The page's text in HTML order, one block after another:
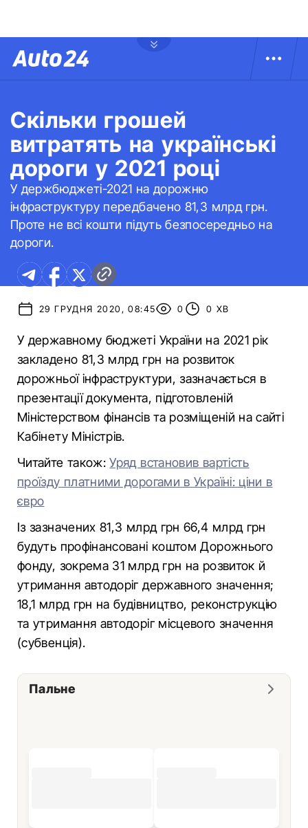
Скільки грошей
витратять на українські
дороги у 2021 році
У держбюджеті-2021 на дорожню
інфраструктуру передбачено 81,3 млрд грн.
Проте не всі кошти підуть безпосередньо на
дороги.
29 ГРУДНЯ 2020, 08:45 0 0 ХВ
У державному бюджеті України на 2021 рік
закладено 81,3 млрд грн на розвиток
дорожньої інфраструктури, зазначається в
презентації документа, підготовленій
Міністерством фінансів та розміщеній на сайті
Кабінету Міністрів.
Читайте також:Уряд встановив вартість
проїзду платними дорогами в Україні: ціни в
євро
Із зазначених 81,3 млрд грн 66,4 млрд грн
будуть профінансовані коштом Дорожнього
фонду, зокрема 31 млрд грн на розвиток й
утримання автодоріг державного значення;
18,1 млрд грн на будівництво, реконструкцію
та утримання автодоріг місцевого значення
(субвенція).
Пальне